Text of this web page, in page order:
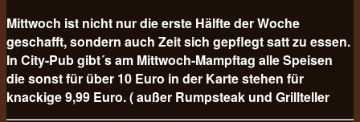
Mittwoch ist nicht nur die erste Hälfte der Woche
geschafft, sondern auch Zeit sich gepflegt satt zu essen.
In City-Pub gibt´s am Mittwoch-Mampftag alle Speisen
die sonst für über 10 Euro in der Karte stehen für
knackige 9,99 Euro. ( außer Rumpsteak und Grillteller